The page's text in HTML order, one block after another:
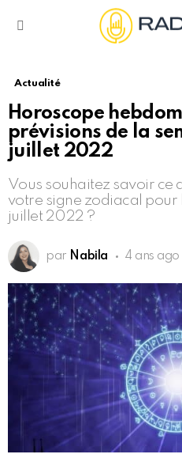
Actualité
Horoscope
prévisions de la
juillet 2022
Vous souhaitez savoir ce
votre signe zodiacal pour
juillet 2022 ?
par Nabila 4 ans ago